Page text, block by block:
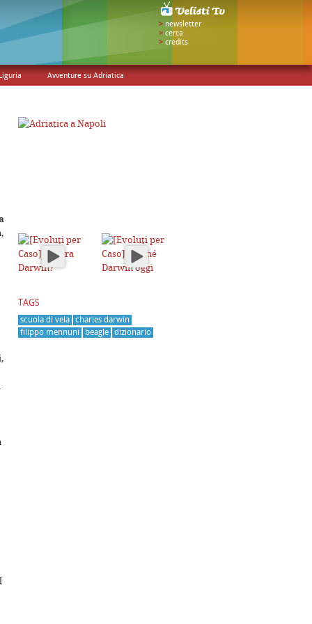
Avventure su Adriatica
> newsletter
> cerca
> credits
TAGS
scuola di vela
charles darwin
filippo mennuni
beagle dizionario